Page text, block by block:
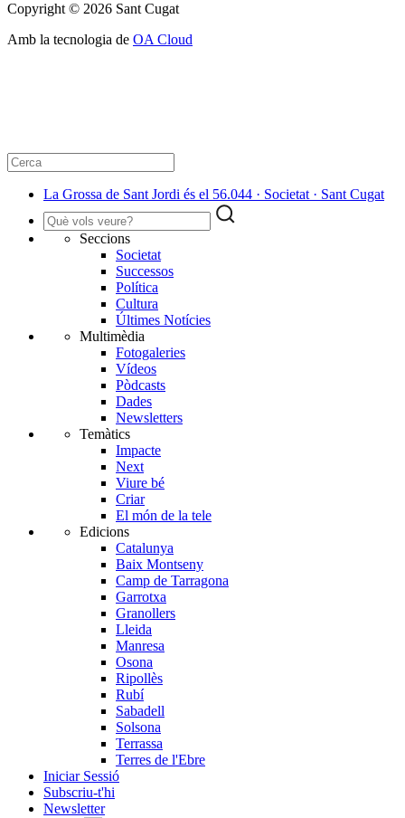
Copyright © 2026 Sant Cugat
Amb la tecnologia de OA Cloud
La Grossa de Sant Jordi és el 56.044 · Societat · Sant Cugat
Seccions
Societat
Successos
Política
Cultura
Últimes Notícies
Multimèdia
Fotogaleries
Vídeos
Pòdcasts
Dades
Newsletters
Temàtics
Impacte
Next
Viure bé
Criar
El món de la tele
Edicions
Catalunya
Baix Montseny
Camp de Tarragona
Garrotxa
Granollers
Lleida
Manresa
Osona
Ripollès
Rubí
Sabadell
Solsona
Terrassa
Terres de l'Ebre
Iniciar Sessió
Subscriu-t'hi
Newsletter